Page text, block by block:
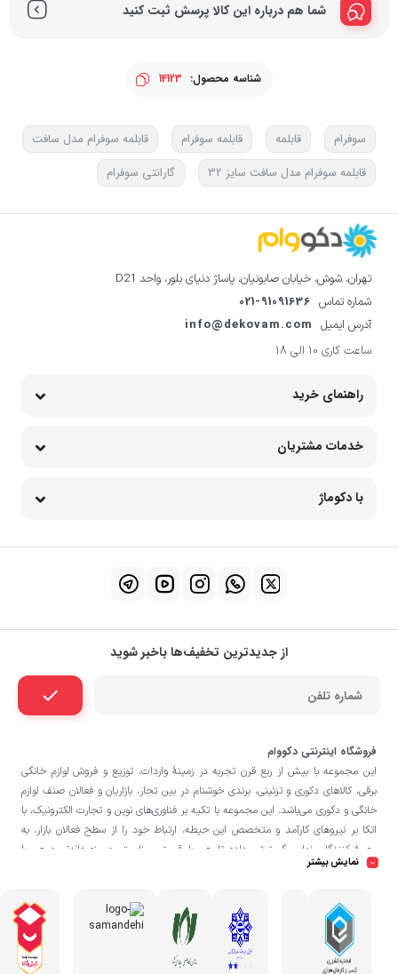
شما هم درباره این کالا پرسش ثبت کنید
شناسه محصول: 14123
سوفرام قابلمه قابلمه سوفرام
قابلمه سوفرام مدل سافت
قابلمه سوفرام مدل سافت سایز 32
گارانتی سوفرام
تهران، شوش، خیابان صابونیان، پاساژ دنیای بلور، واحد D21
شماره تماس 021-91091636
آدرس ایمیل info@dekovam.com
ساعت کاری 10 الی 18
راهنمای خرید
خدمات مشتریان
با دکوماژ
از جدیدترین تخفیف‌ها باخبر شوید
فروشگاه اینترنتی دکووام
این مجموعه با بيش از ربع قرن تجربه در زمينۀ واردات، توزيع و فروش لوازم خانگی
برقی، کالاهای دکوری و تزئینی، برندی خوشنام در بين تجار، بازاريان و فعالان صنف لوازم
خانگی و دکوری می‌باشد. این مجموعه با تكيه بر فناوری‌های نوين و تجارت الكترونيک، با
اتکا بر نيروهای كارآمد و متخصص اين حيطه، ارتباط خود را از سطح فعالان بازار، به
مصرف‌كنندگان نهايی گسترش داده تا هم با قيمتی مناسبتر و منصفانه‌تر و هم با
خدماتی گسترده‌تر و كيفی‌تر در خدمت هموطنان عزیز در اقصی نقاط ميهنمان باشد.
حضوری کالا از انبار تنها در صورت ثبت سفارش قبلی از طریق سایت و انتخاب زمان،
امکان پذیر می‌باشد.
نمایش بیشتر